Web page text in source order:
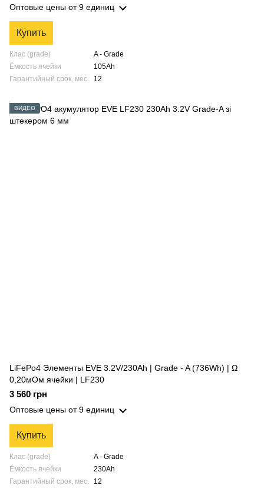
Оптовые цены от 9 единиц
Купить
Клас (grade)
A - Grade
Ёмкость ячейки
105Аh
Гарантийный срок, мес.
12
ВИДЕО
LiFePo4 Элементы EVE 3.2V/230Ah | Grade - A (736Wh) | Ω
0,20мОм ячейки | LF230
3 560 грн
Оптовые цены от 9 единиц
Купить
Клас (grade)
A - Grade
Ёмкость ячейки
230Ah
Гарантийный срок, мес.
12